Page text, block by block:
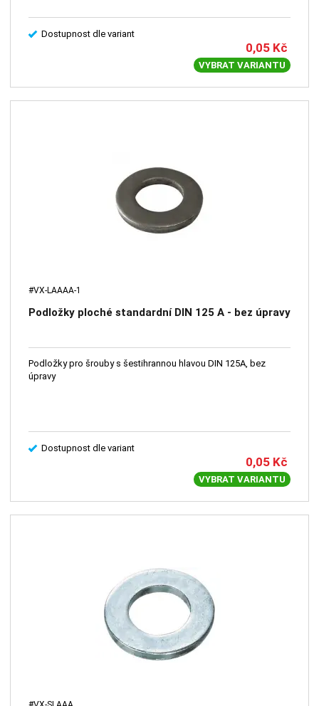
Dostupnost dle variant
0,05 Kč
VYBRAT VARIANTU
#VX-LAAAA-1
Podložky ploché standardní DIN 125 A - bez úpravy
Podložky pro šrouby s šestihrannou hlavou DIN 125A, bez
úpravy
Dostupnost dle variant
0,05 Kč
VYBRAT VARIANTU